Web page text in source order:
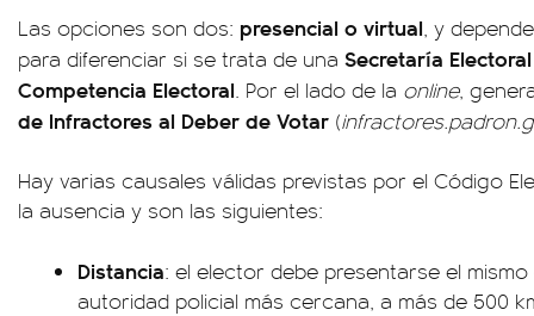
Las opciones son dos: presencial o virtual, y
para diferenciar si se trata de una Secretaría
Competencia Electoral. Por el lado de la online,
de Infractores al Deber de Votar (
Hay varias causales válidas previstas por el Código
la ausencia y son las siguientes:
Distancia: el elector debe presentarse el
autoridad policial más cercana, a más de 500